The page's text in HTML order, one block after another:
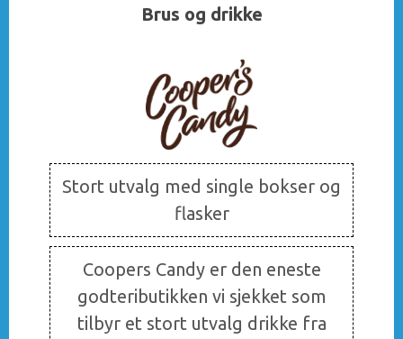
Brus og drikke
Stort utvalg med single bokser og
flasker
Coopers Candy er den eneste
godteributikken vi sjekket som
tilbyr et stort utvalg drikke fra